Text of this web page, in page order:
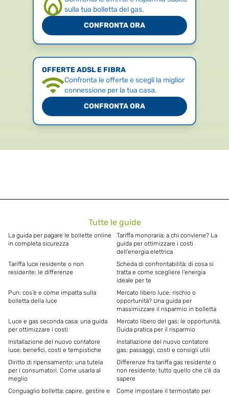
sulla tua bolletta del gas.
CONFRONTA ORA
OFFERTE ADSL E FIBRA
Confronta le offerte e scegli la miglior
connessione per la tua casa.
CONFRONTA ORA
Tutte le guide
La guida per pagare le bollette online
in completa sicurezza
Tariffa monoraria: a chi conviene? La
guida per ottimizzare i costi
dell'energia elettrica
Tariffa luce residente o non
residente: le differenze
Scheda di confrontabilità: di cosa si
tratta e come scegliere l'energia
ideale per te
Pun: cos’è e come impatta sulla
bolletta della luce
Mercato libero luce: rischio o
opportunità? Una guida per
massimizzare il risparmio in bolletta
Luce e gas seconda casa: una guida
per ottimizzare i costi
Mercato libero del gas: le opportunità.
Guida pratica per il risparmio
Installazione del nuovo contatore
luce: benefici, costi e tempistiche
Installazione del nuovo contatore
gas: passaggi, costi e consigli utili
Diritto di ripensamento: una tutela
per i consumatori. Come usarla al
meglio
Differenze fra tariffa gas residente o
non residente: tutto quello che c'è da
sapere
Conguaglio bolletta: capire, gestire e
Come impostare il termostato per